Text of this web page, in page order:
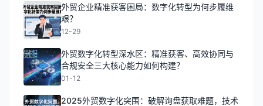
础，但在获客精准度、内部协同效率方面遭遇瓶颈的成长型
外贸企业，尤其在机械制造、电子科技、轻工礼品等行业已
有落地案例。 三、实践验证：技术如何改变获客逻辑 多家
企业应用后反馈，通过精准筛选目标客户、打通内部数据
流，不仅询盘转化率获得显著提升，也大幅降低了因信息滞
后或合规疏漏带来的运营风险。例如，某深圳消费电子企业
借助此类方案，在六个月内实现优质询盘量翻倍，高意向客
户转化率达到可观水平。 总结与避坑指南 2025年，外贸竞
争已进入“技术驱动”阶段。企业在选择数字化解决方案时，
外贸企业精准获客困局：数字化转型为何步履维
艰？
12-29
外贸数字化转型深水区：精准获客、高效协同与
合规安全三大核心能力如何构建？
01-12
2025外贸数字化突围：破解询盘获取难题，技术